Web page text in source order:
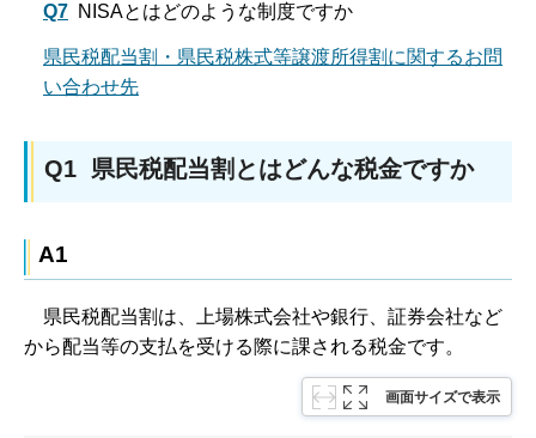
Q7 NISAとはどのような制度ですか
県民税配当割・県民税株式等譲渡所得割に関するお問
い合わせ先
Q1 県民税配当割とはどんな税金ですか
A1
県民税配当割は、上場株式会社や銀行、証券会社など
から配当等の支払を受ける際に課される税金です。
画面サイズで表示